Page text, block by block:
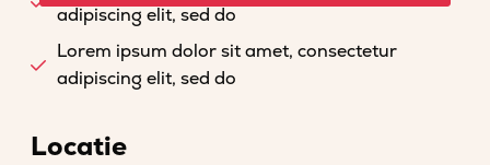
adipiscing elit, sed do
Lorem ipsum dolor sit amet, consectetur
adipiscing elit, sed do
Locatie